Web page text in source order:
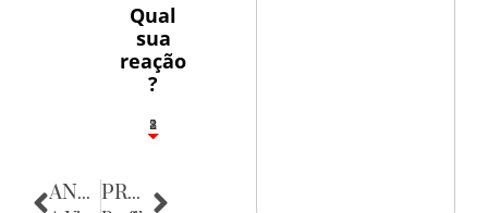
Qual
sua
reação
?
1
2
8
ANTERIOR PRÓXIMA